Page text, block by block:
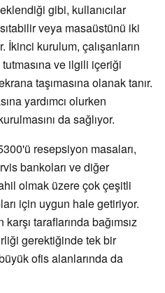
gibi, kullanıcılar
veya masaüstünü iki
kurulum, çalışanların
ve ilgili içeriği
taşımasına olanak tanır.
yardımcı olurken
da sağlıyor.
resepsiyon masaları,
bankoları ve diğer
olmak üzere çok çeşitli
için uygun hale getiriyor.
taraflarında bağımsız
gerektiğinde tek bir
ofis alanlarında da